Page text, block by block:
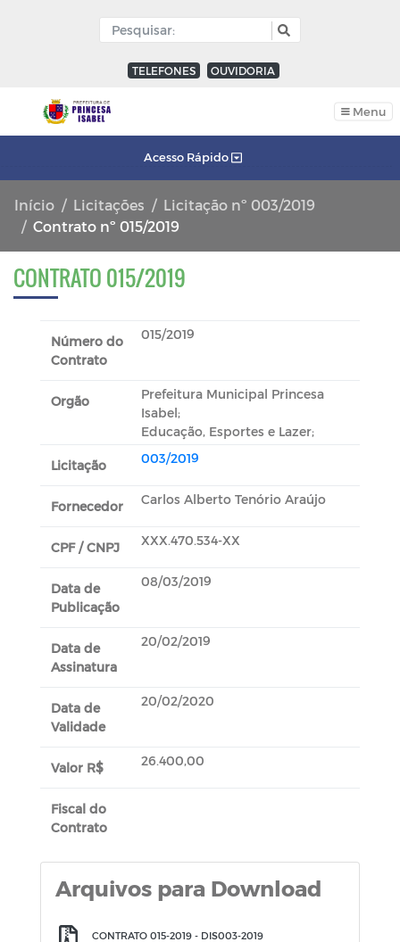
TELEFONES OUVIDORIA
Menu
Acesso Rápido
Início Licitações
Licitação nº 003/2019
Contrato nº 015/2019
CONTRATO 015/2019
Número do
Contrato
015/2019
Orgão
Prefeitura Municipal Princesa
Isabel;
Educação, Esportes e Lazer;
Licitação 003/2019
Fornecedor Carlos Alberto Tenório Araújo
CPF / CNPJ XXX.470.534-XX
Data de
Publicação
08/03/2019
Data de
Assinatura
20/02/2019
Data de
Validade
20/02/2020
Valor R$ 26.400,00
Fiscal do
Contrato
Arquivos para Download
CONTRATO 015-2019 - DIS003-2019